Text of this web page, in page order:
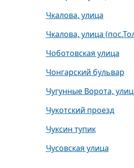
Чкалова, улица
Чкалова, улица
Чоботовская улица
Чонгарский бульвар
Чугунные Ворота,
Чукотский проезд
Чуксин тупик
Чусовская улица